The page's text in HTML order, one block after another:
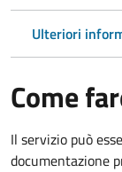
Ulteriori
Come
Il servizio può
documentazione